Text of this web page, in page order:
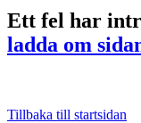
Ett fel har
ladda om
Tillbaka till startsidan